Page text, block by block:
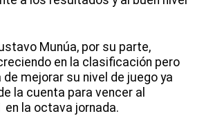
Munúa, por su parte,
en la clasificación pero
mejorar su nivel de juego ya
la cuenta para vencer al
en la octava jornada.